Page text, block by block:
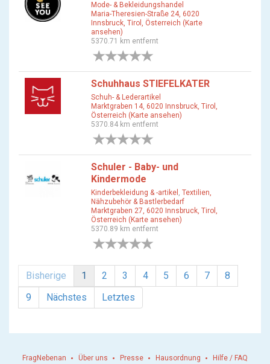
Mode- & Bekleidungshandel
Maria-Theresien-Straße 24, 6020
Innsbruck, Tirol, Österreich (Karte
ansehen)
5370.71 km entfernt
Schuhhaus STIEFELKATER
Schuh- & Lederartikel
Marktgraben 14, 6020 Innsbruck, Tirol,
Österreich (Karte ansehen)
5370.84 km entfernt
Schuler - Baby- und
Kindermode
Kinderbekleidung & -artikel , Textilien,
Nähzubehör & Bastlerbedarf
Marktgraben 27, 6020 Innsbruck, Tirol,
Österreich (Karte ansehen)
5370.89 km entfernt
Bisherige 1 2 3 4 5 6 7
8
9
Nächstes Letztes
FragNebenan Über uns Presse Hausordnung Hilfe / FAQ